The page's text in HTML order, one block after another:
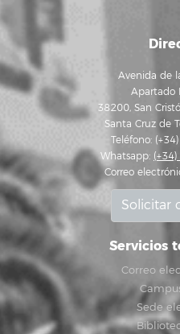
Avenida de
Apartado
38200, San
Santa Cruz de
Teléfono:
Whatsapp:
Correo
Solicitar
Servicios
Correo
Sede